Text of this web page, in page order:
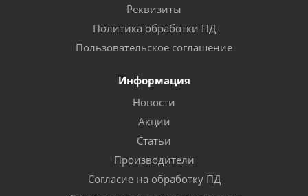
Реквизиты
Политика обработки ПД
Пользовательское соглашение
Информация
Новости
Акции
Статьи
Производители
Согласие на обработку ПД